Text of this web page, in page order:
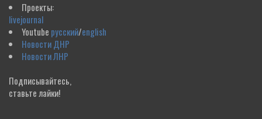
Проекты:
livejournal
Youtube русский/english
Новости ДНР
Новости ЛНР
Подписывайтесь,
ставьте лайки!